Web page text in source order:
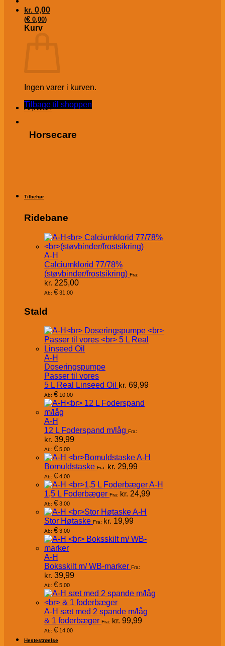
kr. 0,00
(€ 0,00)
Kurv
Ingen varer i kurven.
Tilbage til shoppen
Plejemidler
Horsecare
Tilbehør
Ridebane
A-H
Calciumklorid 77/78%
(støvbinder/frostsikring) Fra:
kr. 225,00
Ab: € 31,00
Stald
A-H
Doseringspumpe
Passer til vores
5 L Real Linseed Oil kr. 69,99
Ab: € 10,00
A-H
12 L Foderspand m/låg Fra:
kr. 39,99
Ab: € 5,00
A-H
Bomuldstaske Fra: kr. 29,99
Ab: € 4,00
A-H
1,5 L Foderbæger Fra: kr. 24,99
Ab: € 3,00
A-H
Stor Høtaske Fra: kr. 19,99
Ab: € 3,00
A-H
Boksskilt m/ WB-marker Fra:
kr. 39,99
Ab: € 5,00
A-H sæt med 2 spande m/låg
& 1 foderbæger Fra: kr. 99,99
Ab: € 14,00
Hestestrøelse